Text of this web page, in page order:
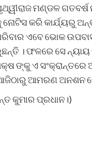
ମଣ୍ଡଳ
ନୋଟିସ କରି କାର୍ଯ୍ୟରୁ
ଏବେ ଭୋକ
। ଫଳରେ ସେ ନ୍ୟାୟ
ଙ୍କୁ ଏ ସଂକ୍ରାନ୍ତରେ
ଆମରଣ ଅନଶନ
କୁମାର ପ୍ରଧାନ।)